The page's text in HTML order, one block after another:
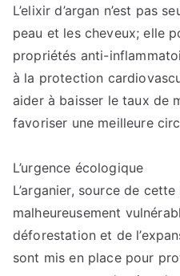
L’elixir d’argan n’est pas
peau et les cheveux; elle
propriétés anti-
à la protection
aider à baisser le taux de
favoriser une meilleure
L’urgence écologique
L’arganier, source de
malheureusement
déforestation et de
sont mis en place pour